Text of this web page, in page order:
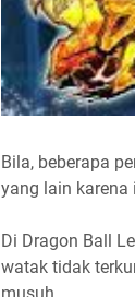
Bila, beberapa
yang lain
Di Dragon Ball
watak tidak
musuh.